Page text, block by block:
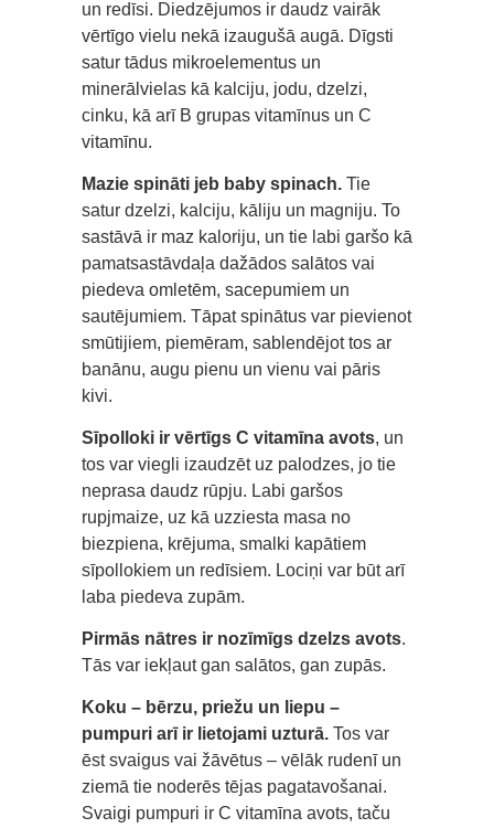
un redīsi. Diedzējumos ir daudz vairāk
vērtīgo vielu nekā izaugušā augā. Dīgsti
satur tādus mikroelementus un
minerālvielas kā kalciju, jodu, dzelzi,
cinku, kā arī B grupas vitamīnus un C
vitamīnu.
Mazie spināti jeb baby spinach. Tie
satur dzelzi, kalciju, kāliju un magniju. To
sastāvā ir maz kaloriju, un tie labi garšo kā
pamatsastāvdaļa dažādos salātos vai
piedeva omletēm, sacepumiem un
sautējumiem. Tāpat spinātus var pievienot
smūtijiem, piemēram, sablendējot tos ar
banānu, augu pienu un vienu vai pāris
kivi.
Sīpolloki ir vērtīgs C vitamīna avots, un
tos var viegli izaudzēt uz palodzes, jo tie
neprasa daudz rūpju. Labi garšos
rupjmaize, uz kā uzziesta masa no
biezpiena, krējuma, smalki kapātiem
sīpollokiem un redīsiem. Lociņi var būt arī
laba piedeva zupām.
Pirmās nātres ir nozīmīgs dzelzs avots.
Tās var iekļaut gan salātos, gan zupās.
Koku – bērzu, priežu un liepu –
pumpuri arī ir lietojami uzturā. Tos var
ēst svaigus vai žāvētus – vēlāk rudenī un
ziemā tie noderēs tējas pagatavošanai.
Svaigi pumpuri ir C vitamīna avots, taču